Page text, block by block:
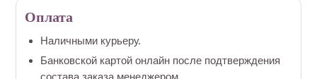
Оплата
Наличными курьеру.
Банковской картой онлайн после подтверждения
состава заказа менеджером.